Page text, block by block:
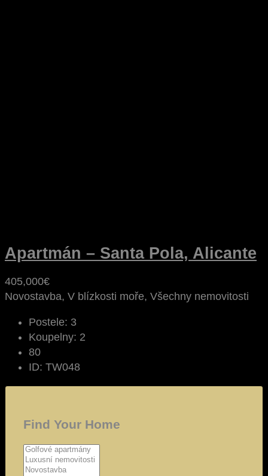
Apartmán – Santa Pola, Alicante
405,000€
Novostavba, V blízkosti moře, Všechny nemovitosti
Postele: 3
Koupelny: 2
80
ID: TW048
Find Your Home